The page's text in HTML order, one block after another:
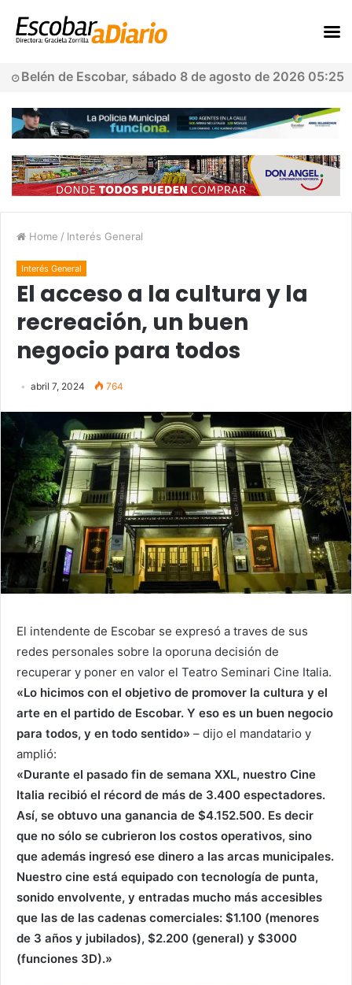
Belén de Escobar, sábado 8 de agosto de 2026 05:25
Home / Interés General
Interés General
El acceso a la cultura y la
recreación, un buen
negocio para todos
abril 7, 2024 764
El intendente de Escobar se expresó a traves de sus
redes personales sobre la oporuna decisión de
recuperar y poner en valor el Teatro Seminari Cine Italia.
«Lo hicimos con el objetivo de promover la cultura y el
arte en el partido de Escobar. Y eso es un buen negocio
para todos, y en todo sentido» – dijo el mandatario y
amplió:
«Durante el pasado fin de semana XXL, nuestro Cine
Italia recibió el récord de más de 3.400 espectadores.
Así, se obtuvo una ganancia de $4.152.500. Es decir
que no sólo se cubrieron los costos operativos, sino
que además ingresó ese dinero a las arcas municipales.
Nuestro cine está equipado con tecnología de punta,
sonido envolvente, y entradas mucho más accesibles
que las de las cadenas comerciales: $1.100 (menores
de 3 años y jubilados), $2.200 (general) y $3000
(funciones 3D).»